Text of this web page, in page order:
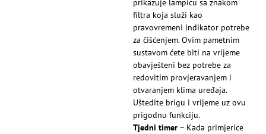
prikazuje lampicu sa znakom
filtra koja služi kao
pravovremeni indikator potrebe
za čišćenjem. Ovim pametnim
sustavom ćete biti na vrijeme
obavješteni bez potrebe za
redovitim provjeravanjem i
otvaranjem klima uređaja.
Uštedite brigu i vrijeme uz ovu
prigodnu funkciju.
Tjedni timer – Kada primjerice